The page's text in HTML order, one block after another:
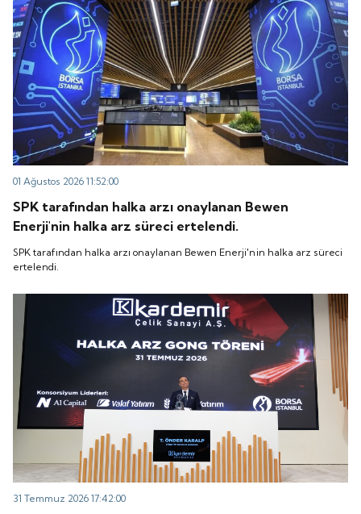
01 Ağustos 2026 11:52:00
SPK tarafından halka arzı onaylanan Bewen
Enerji'nin halka arz süreci ertelendi.
SPK tarafından halka arzı onaylanan Bewen Enerji'nin halka arz süreci
ertelendi.
31 Temmuz 2026 17:42:00